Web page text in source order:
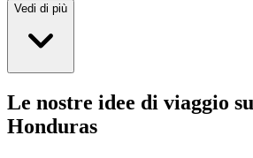
Vedi di più
Le nostre idee di viaggio
Honduras